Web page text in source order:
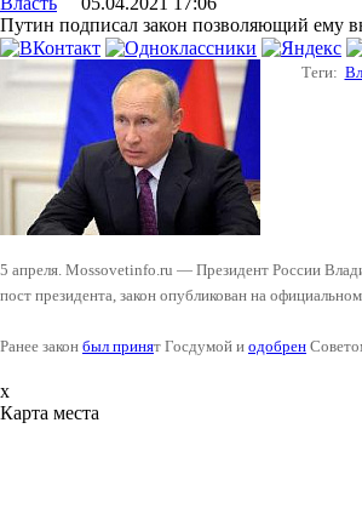
Путин подписал закон позволяющий ему
Теги:
5 апреля. Mossovetinfo.ru — Президент России
пост президента, закон опубликован на
Ранее закон был принят Госдумой и одобрен
x
Карта места